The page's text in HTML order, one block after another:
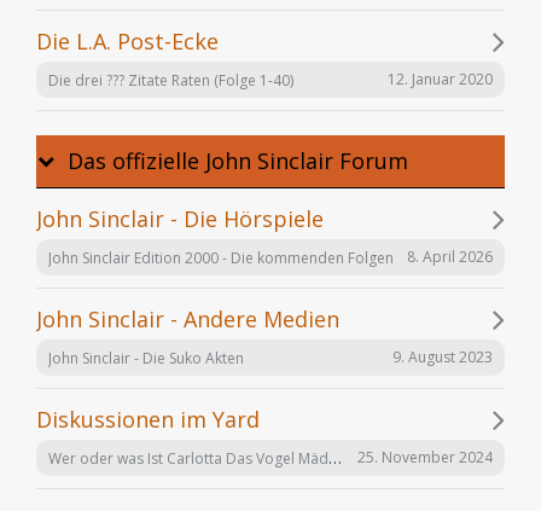
Die L.A. Post-Ecke
Die drei ??? Zitate Raten (Folge 1-40) 12. Januar 2020
Das offizielle John Sinclair Forum
John Sinclair - Die Hörspiele
John Sinclair Edition 2000 - Die kommenden Folgen 8. April 2026
John Sinclair - Andere Medien
John Sinclair - Die Suko Akten 9. August 2023
Diskussionen im Yard
Wer oder was Ist Carlotta Das Vogel Mädchen 25. November 2024